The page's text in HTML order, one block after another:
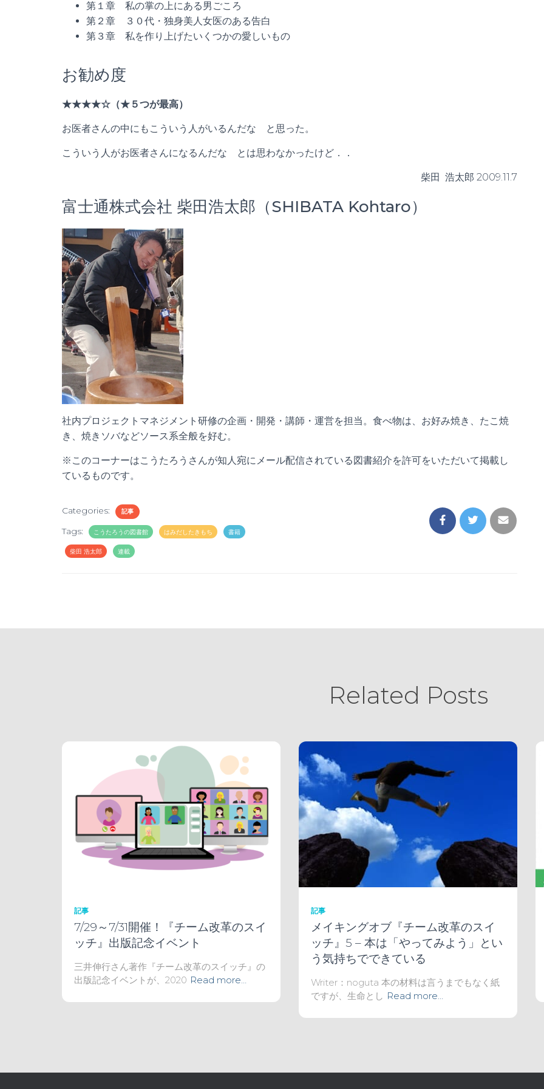
第１章 私の掌の上にある男ごころ
第２章 ３０代・独身美人女医のある告白
第３章 私を作り上げたいくつかの愛しいもの
お勧め度
★★★★☆（★５つが最高）
お医者さんの中にもこういう人がいるんだな と思った。
こういう人がお医者さんになるんだな とは思わなかったけど．．
柴田 浩太郎 2009.11.7
富士通株式会社 柴田浩太郎（SHIBATA Kohtaro）
社内プロジェクトマネジメント研修の企画・開発・講師・運営を担当。食べ物は、お好み焼き、たこ焼
き、焼きソバなどソース系全般を好む。
※このコーナーはこうたろうさんが知人宛にメール配信されている図書紹介を許可をいただいて掲載し
ているものです。
Categories: 記事
Tags: こうたろうの図書館 はみだしたきもち 書籍
柴田 浩太郎 連載
Related Posts
記事
7/29～7/31開催！『チーム改革のスイ
ッチ』出版記念イベント
三井伸行さん著作『チーム改革のスイッチ』の
出版記念イベントが、2020 Read more…
記事
メイキングオブ『チーム改革のスイ
ッチ』5 – 本は「やってみよう」とい
う気持ちでできている
Writer：noguta 本の材料は言うまでもなく紙
ですが、生命とし Read more…